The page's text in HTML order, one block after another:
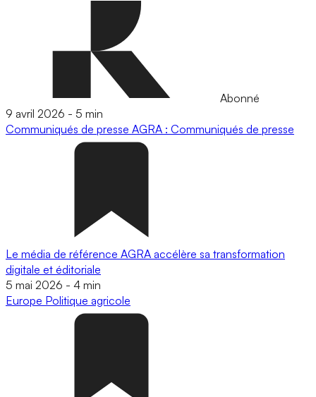
Abonné
9 avril 2026 - 5 min
Communiqués de presse AGRA : Communiqués de presse
Le média de référence AGRA accélère sa transformation
digitale et éditoriale
5 mai 2026 - 4 min
Europe Politique agricole